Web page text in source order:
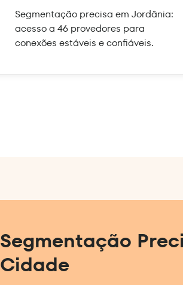
Segmentação precisa em Jordânia:
acesso a 46 provedores para
conexões estáveis e confiáveis.
Segmentação
Cidade